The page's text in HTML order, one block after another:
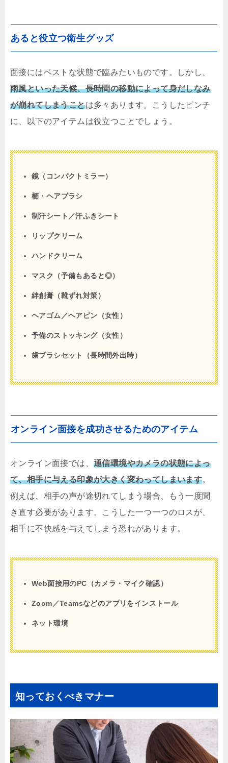
あると役立つ衛生グッズ
面接にはベストな状態で臨みたいものです。しかし、
雨風といった天候、長時間の移動によって身だしなみ
が崩れてしまうことは多々あります。こうしたピンチ
に、以下のアイテムは役立つことでしょう。
鏡（コンパクトミラー）
櫛・ヘアブラシ
制汗シート／汗ふきシート
リップクリーム
ハンドクリーム
マスク（予備もあると◎）
絆創膏（靴ずれ対策）
ヘアゴム／ヘアピン（女性）
予備のストッキング（女性）
歯ブラシセット（長時間外出時）
オンライン面接を成功させるためのアイテム
オンライン面接では、 通信環境やカメラの状態によっ
て、相手に与える印象が大きく変わってしまいます。
例えば、相手の声が途切れてしまう場合、もう一度聞
き直す必要があります。こうした一つ一つのロスが、
相手に不快感を与えてしまう恐れがあります。
Web面接用のPC（カメラ・マイク確認）
Zoom／Teamsなどのアプリをインストール
ネット環境
知っておくべきマナー